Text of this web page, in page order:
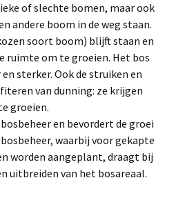
of slechte bomen, maar ook
andere boom in de weg staan.
soort boom) blijft staan en
ruimte om te groeien. Het bos
sterker. Ook de struiken en
van dunning: ze krijgen
groeien.
en bevordert de groei
waarbij voor gekapte
worden aangeplant, draagt bij
uitbreiden van het bosareaal.